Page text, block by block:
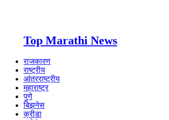
Top Marathi News
राजकारण
राष्ट्रीय
आंतरराष्ट्रीय
महाराष्ट्र
पुणे
बिझनेस
क्रीडा